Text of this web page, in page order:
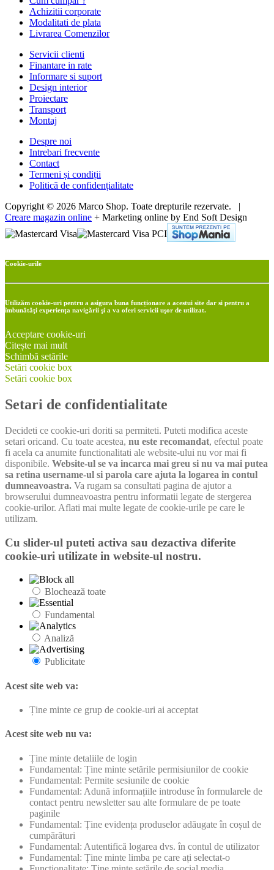
Achizitii corporate
Modalitati de plata
Livrarea Comenzilor
Servicii clienti
Finantare in rate
Informare si suport
Design interior
Proiectare
Transport
Montaj
Despre noi
Intrebari frecvente
Contact
Termeni și condiții
Politică de confidențialitate
Copyright © 2026 Marco Shop. Toate drepturile rezervate. |
Creare magazin online + Marketing online by End Soft Design
Cookie-urile
Utilizăm cookie-uri pentru a asigura buna funcționare a acestui site dar si pentru a
îmbunătăţi experienţa navigării şi a va oferi servicii uşor de utilizat.
Acceptare cookie-uri
Citește mai mult
Schimbă setările
Setări cookie box
Setări cookie box
Setari de confidentialitate
Decideti ce cookie-uri doriti sa permiteti. Puteti modifica aceste
setari oricand. Cu toate acestea, nu este recomandat, efectul poate
fi acela ca anumite functionalitati ale website-ului nu vor mai fi
disponibile. Website-ul se va incarca mai greu si nu va mai putea
sa retina username-ul si parola care ajuta la logarea in contul
dumneavoastra. Va rugam sa consultati pagina de ajutor a
browserului dumneavoastra pentru informatii legate de stergerea
cookie-urilor. Aflati mai multe legate de cookie-urile pe care le
utilizam.
Cu slider-ul puteti activa sau dezactiva diferite
cookie-uri utilizate in website-ul nostru.
Blochează toate
Fundamental
Analiză
Publicitate
Acest site web va:
Ține minte ce grup de cookie-uri ai acceptat
Acest site web nu va:
Ține minte detaliile de login
Fundamental: Ține minte setările permisiunilor de cookie
Fundamental: Permite sesiunile de cookie
Fundamental: Adună informațiile introduse în formularele de
contact pentru newsletter sau alte formulare de pe toate
paginile
Fundamental: Ține evidența produselor adăugate în coșul de
cumpărături
Fundamental: Autentifică logarea dvs. în contul de utilizator
Fundamental: Ține minte limba pe care ați selectat-o